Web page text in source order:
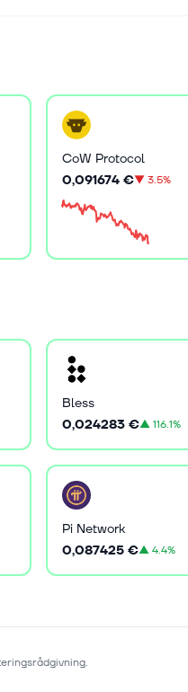
CoW Protocol
0,091674 €▼3.5%
Bless
0,024283 €▲116.1%
Pi Network
0,087425 €▲4.4%